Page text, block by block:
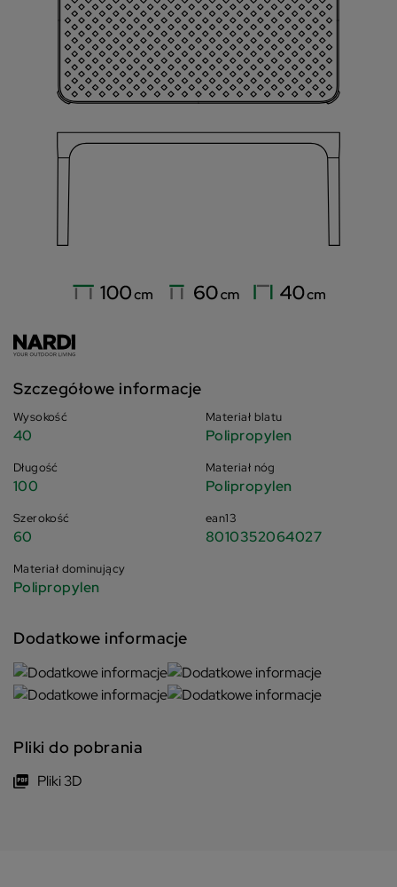
Szczegółowe informacje
Wysokość
40
Długość
100
Szerokość
60
Materiał dominujący
Polipropylen
Materiał blatu
Polipropylen
Materiał nóg
Polipropylen
ean13
8010352064027
Dodatkowe informacje
Pliki do pobrania
Pliki 3D